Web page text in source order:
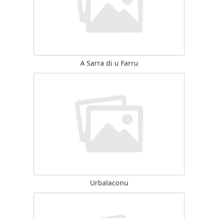
A Sarra di u Farru
Urbalaconu